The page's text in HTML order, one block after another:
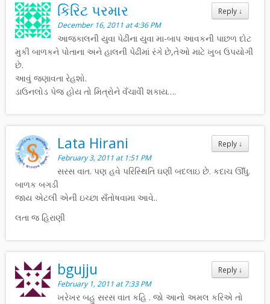
Reply ↓
કિરિટ પરમાર
December 16, 2011 at 4:36 PM
આજકાલની યુવા પેઢીના યુવા મા-બાપ આવકની પાછળ દોટ
મુકી બાળકને પોતાના અને હાલની પેઢીમાં રંગે છે,તેઓ માટે ખુબ ઉપયોગી
છે.
આવું જણાવતા રેહશો.
ડાઉનલોડ પેજ હોય તો મિત્રોને વઁચાવેી શકાય….
Reply ↓
Lata Hirani
February 3, 2011 at 1:51 PM
સરસ વાત. પણ હવે પરિસ્થિતિ ઘણી બદલાઇ છે. કદાચ ઊઁધુ.
બાળક બગડી
જાય એટલી એની ઇચ્છા સઁતોષવામા આવે..
લતા જ હિરાણી
Reply ↓
bgujju
February 1, 2011 at 7:33 PM
ખરેખર બહુ સરસ વાત કહિ . જો આનો અમલ કરિએ તો